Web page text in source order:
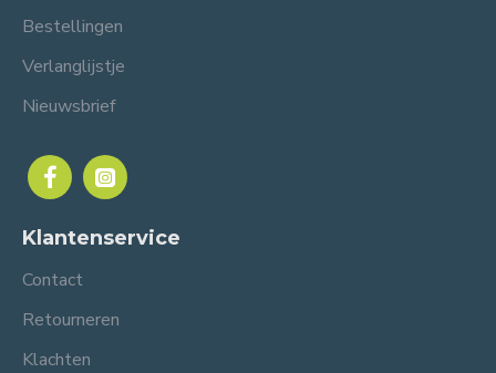
Bestellingen
Verlanglijstje
Nieuwsbrief
Klantenservice
Contact
Retourneren
Klachten